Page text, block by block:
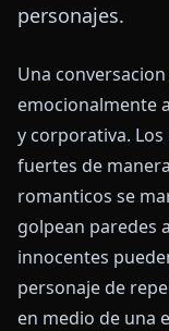
personajes.
Una
emocionalmente
y corporativa.
fuertes de
romanticos se
golpean paredes
innocentes
personaje de
en medio de una